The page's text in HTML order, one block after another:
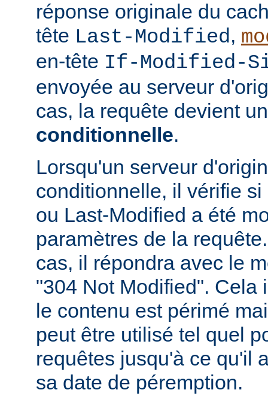
réponse originale du
tête Last-Modified,
en-tête If-Modified-
envoyée au serveur
cas, la requête devient
conditionnelle.
Lorsqu'un serveur
conditionnelle, il vérifie
ou Last-Modified a été
paramètres de la
cas, il répondra avec le
"304 Not Modified". Cela
le contenu est périmé
peut être utilisé tel quel
requêtes jusqu'à ce qu'il
sa date de péremption.